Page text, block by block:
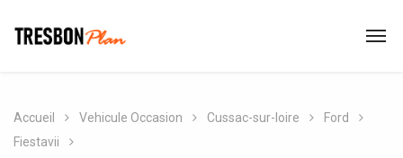
Accueil Vehicule Occasion Cussac-sur-loire
Ford
Fiestavii